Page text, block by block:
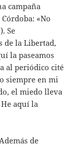
campaña
«No
Se
de la Libertad,
la paseamos
al periódico cité
siempre en mi
el miedo lleva
aquí la
demás de